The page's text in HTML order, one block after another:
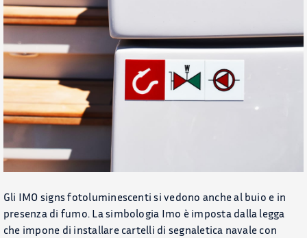
PRODOTTI
APPLICAZIONI
BLOG
CONTATTACI
CATALOGO
Gli IMO signs fotoluminescenti si vedono anche al buio e in
presenza di fumo. La simbologia Imo è imposta dalla legga
che impone di installare cartelli di segnaletica navale con